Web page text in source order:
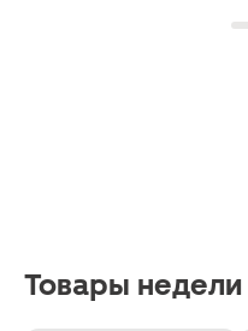
Товары недели